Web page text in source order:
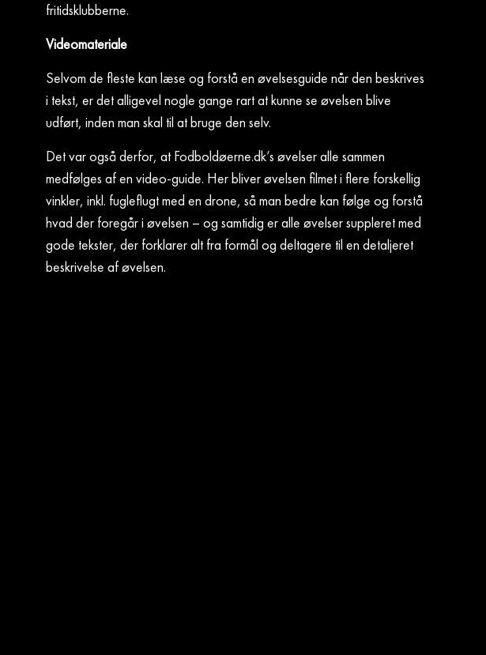
fritidsklubberne.
Videomateriale
Selvom de fleste kan læse og forstå en øvelsesguide når den beskrives
i tekst, er det alligevel nogle gange rart at kunne se øvelsen blive
udført, inden man skal til at bruge den selv.
Det var også derfor, at Fodboldøerne.dk’s øvelser alle sammen
medfølges af en video-guide. Her bliver øvelsen filmet i flere forskellig
vinkler, inkl. fugleflugt med en drone, så man bedre kan følge og forstå
hvad der foregår i øvelsen – og samtidig er alle øvelser suppleret med
gode tekster, der forklarer alt fra formål og deltagere til en detaljeret
beskrivelse af øvelsen.